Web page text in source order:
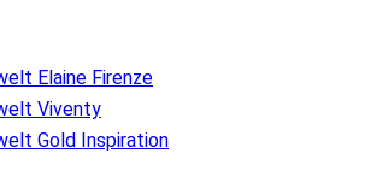
Elaine Firenze
Viventy
Gold Inspiration